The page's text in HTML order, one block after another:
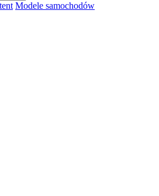
Modele samochodów